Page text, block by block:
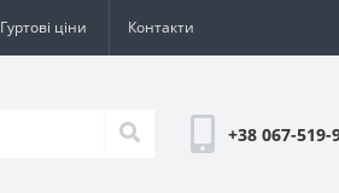
Гуртові ціни Контакти
+38 067-519-